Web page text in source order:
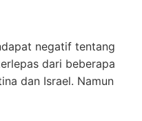
negatif tentang
dari beberapa
dan Israel. Namun